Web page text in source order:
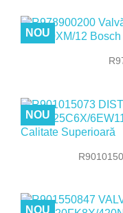
NOU
NOU
NOU